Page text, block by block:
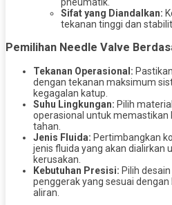
Sifat yang Diandalkan:
tekanan tinggi dan
Pemilihan Needle Valve
Tekanan Operasional:
dengan tekanan maksimum
kegagalan katup.
Suhu Lingkungan: Pilih
operasional untuk memastikan
tahan.
Jenis Fluida: Pertimbangkan
jenis fluida yang akan dialirkan
kerusakan.
Kebutuhan Presisi: Pilih
penggerak yang sesuai
aliran.